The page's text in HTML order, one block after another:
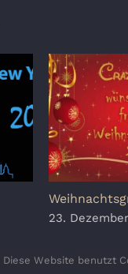
23.
Diese Website benutzt